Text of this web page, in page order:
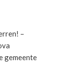
–
gemeente